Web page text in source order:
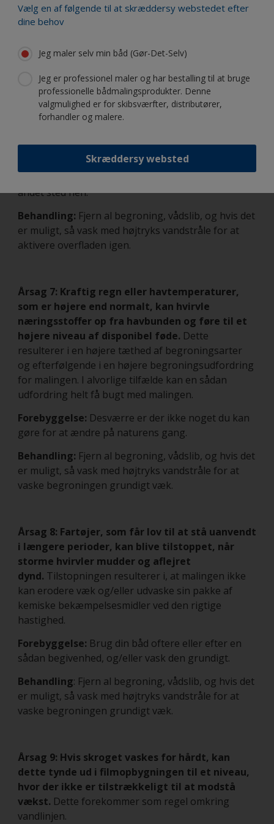
aktivere overfladen igen.
Årsag 6: Udløb fra landet, gennem afløbsrør
indeholde en lang række kemikalier som f.eks.
fosfater/sulfater fra gødningsmidler,
udvaskning fra gamle lossepladser, og meget
. De kan alle have en negativ indvirkning på
Forebyggelse:Der findes ikke nogen
andet sted hen.
Behandling: Fjern al begroning, vådslib, og hvis det
er muligt, så vask med højtryks vandstråle for at
aktivere overfladen igen.
Årsag 7: Kraftig regn eller havtemperaturer,
som er højere end normalt, kan hvirvle
næringsstoffer op fra havbunden og føre til et
højere niveau af disponibel føde. Dette
resulterer i en højere tæthed af begroningsarter
og efterfølgende i en højere begroningsudfordring
for malingen. I alvorlige tilfælde kan en sådan
udfordring helt få bugt med malingen.
Forebyggelse: Desværre er der ikke noget du kan
gøre for at ændre på naturens gang.
Behandling: Fjern al begroning, vådslib, og hvis det
er muligt, så vask med højtryks vandstråle for at
vaske begroningen grundigt væk.
Årsag 8: Fartøjer, som får lov til at stå uanvendt
i længere perioder, kan blive tilstoppet, når
storme hvirvler mudder og aflejret
dynd. Tilstopningen resulterer i, at malingen ikke
kan erodere væk og/eller udvaske sin pakke af
kemiske bekæmpelsesmidler ved den rigtige
hastighed.
Forebyggelse: Brug din båd oftere eller efter en
sådan begivenhed, og/eller vask den grundigt.
Behandling: Fjern al begroning, vådslib, og hvis det
er muligt, så vask med højtryks vandstråle for at
vaske begroningen grundigt væk.
Årsag 9: Hvis skroget vaskes for hårdt, kan
dette tynde ud i filmopbygningen til et niveau,
hvor der ikke er tilstrækkeligt til at modstå
vækst. Dette forekommer som regel omkring
vandlinjen.
Vælg en af følgende til at skræddersy webstedet efter
dine behov
Jeg maler selv min båd (Gør-Det-Selv)
Jeg er professionel maler og har bestalling til at bruge
professionelle bådmalingsprodukter. Denne
valgmulighed er for skibsværfter, distributører,
forhandler og malere.
Skræddersy websted